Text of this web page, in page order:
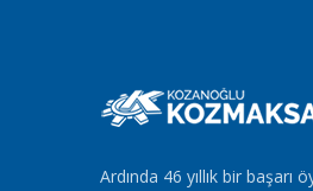
Ardında 46 yıllık bir başarı